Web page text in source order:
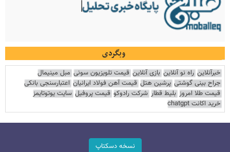
وبگردی
خبرآنلاین راه نو آنلاین بازی آنلاین قیمت تلویزیون سونی مبل مینیمال
جراح بینی گوشتی پرشین هتل قیمت آهن فولاد ایرانیان اعتبارسنجی بانکی
قیمت طلا امروز بلیط قطار شرکت رادوکو قیمت پروفیل سایت یوتوتایمز
خرید اکانت chatgpt
نسخه دسکتاپ